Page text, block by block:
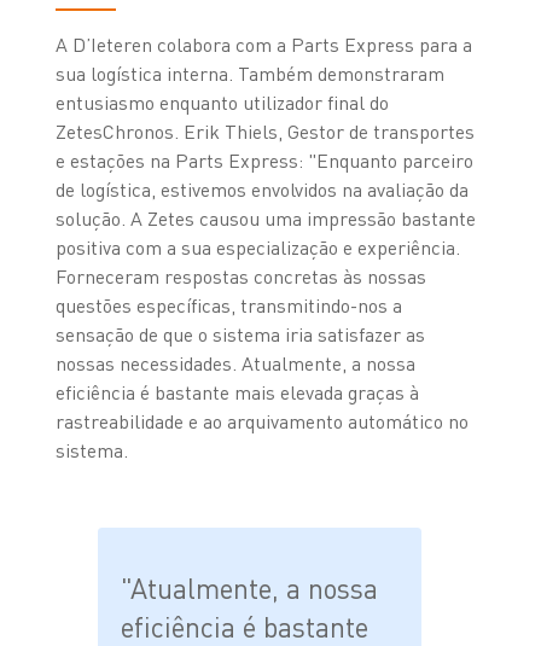
A D’Ieteren colabora com a Parts Express para a
sua logística interna. Também demonstraram
entusiasmo enquanto utilizador final do
ZetesChronos. Erik Thiels, Gestor de transportes
e estações na Parts Express: "Enquanto parceiro
de logística, estivemos envolvidos na avaliação da
solução. A Zetes causou uma impressão bastante
positiva com a sua especialização e experiência.
Forneceram respostas concretas às nossas
questões específicas, transmitindo-nos a
sensação de que o sistema iria satisfazer as
nossas necessidades. Atualmente, a nossa
eficiência é bastante mais elevada graças à
rastreabilidade e ao arquivamento automático no
sistema.
"Atualmente, a nossa
eficiência é bastante